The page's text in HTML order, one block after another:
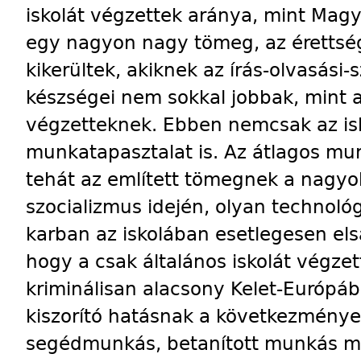
iskolát végzettek aránya, mint
egy nagyon nagy tömeg, az
kikerültek, akiknek az írás-olvasási-
készségei nem sokkal jobbak, mint
végzetteknek. Ebben nemcsak az
munkatapasztalat is. Az átlagos
tehát az említett tömegnek a
szocializmus idején, olyan
karban az iskolában esetlegesen
hogy a csak általános iskolát
kriminálisan alacsony Kelet-
kiszorító hatásnak a
segédmunkás, betanított munkás